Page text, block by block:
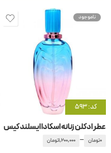
ناموجود
کد: 593
عطر ادکلن زنانه اسکادا ایسلند کیس
0تومان –
1,200,000تومان